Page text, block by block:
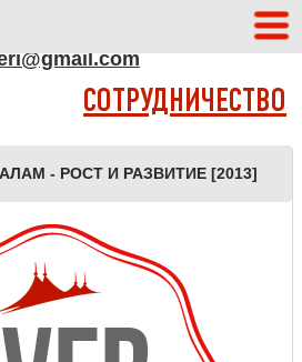
СОТРУДНИЧЕСТВО
- РОСТ И РАЗВИТИЕ [2013]